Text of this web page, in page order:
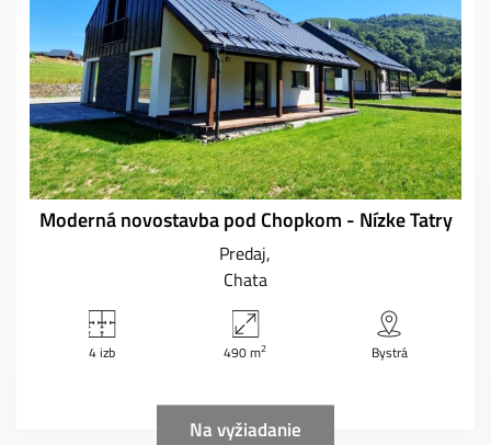
Moderná novostavba pod Chopkom - Nízke Tatry
Predaj
Chata
4 izb 490 m2 Bystrá
Na vyžiadanie